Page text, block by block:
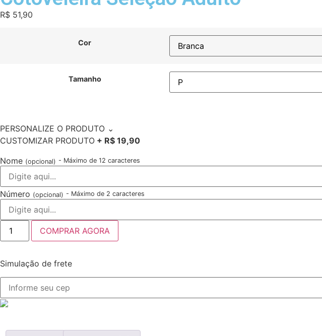
R$ 51,90
Cor
Tamanho
PERSONALIZE O PRODUTO ⌄
CUSTOMIZAR PRODUTO + R$ 19,90
Nome (opcional) - Máximo de 12 caracteres
Número (opcional) - Máximo de 2 caracteres
COMPRAR AGORA
Simulação de frete